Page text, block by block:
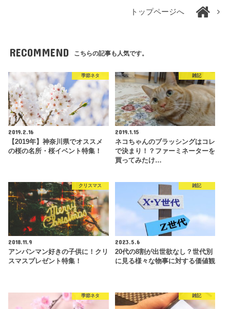
トップページへ
RECOMMEND こちらの記事も人気です。
季節ネタ
2019.2.16
【2019年】神奈川県でオススメ
の桜の名所・桜イベント特集！
雑記
2019.1.15
ネコちゃんのブラッシングはコレ
で決まり！？ファーミネーターを
買ってみたけ…
クリスマス
2018.11.9
アンパンマン好きの子供に！クリ
スマスプレゼント特集！
雑記
2023.5.6
20代の8割が出世欲なし？世代別
に見る様々な物事に対する価値観
季節ネタ 雑記